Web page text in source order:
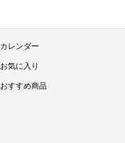
カレンダー
お気に入り
おすすめ商品